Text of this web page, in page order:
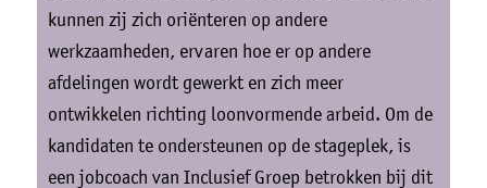
kunnen zij zich oriënteren op andere
werkzaamheden, ervaren hoe er op andere
afdelingen wordt gewerkt en zich meer
ontwikkelen richting loonvormende arbeid. Om de
kandidaten te ondersteunen op de stageplek, is
een jobcoach van Inclusief Groep betrokken bij dit